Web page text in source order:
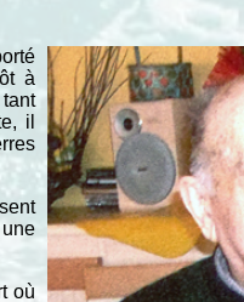
à
il
où